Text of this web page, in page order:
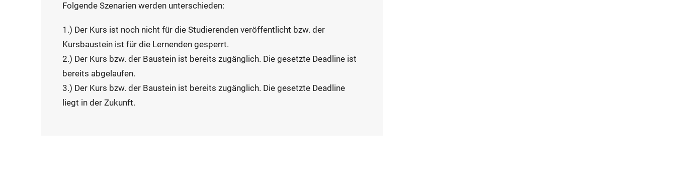
Folgende Szenarien werden unterschieden:
1.) Der Kurs ist noch nicht für die Studierenden veröffentlicht bzw. der
Kursbaustein ist für die Lernenden gesperrt.
2.) Der Kurs bzw. der Baustein ist bereits zugänglich. Die gesetzte Deadline ist
bereits abgelaufen.
3.) Der Kurs bzw. der Baustein ist bereits zugänglich. Die gesetzte Deadline
liegt in der Zukunft.